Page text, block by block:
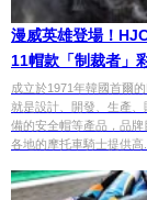
漫威英雄登場！
11帽款「制裁者」
成立於1971年韓國首爾
就是設計、開發、生產
備的安全帽等產品，品
各地的摩托車騎士提供高...